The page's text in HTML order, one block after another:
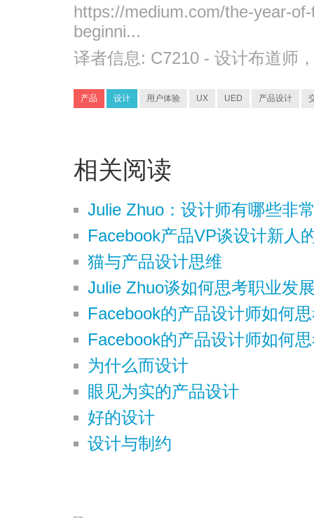
https://medium.com/the-year-
beginni...
译者信息: C7210 - 设计布道师
产品 设计 用户体验 UX UED 产品设计
相关阅读
Julie Zhuo：设计师有哪些非
Facebook产品VP谈设计新人
猫与产品设计思维
Julie Zhuo谈如何思考职业发
Facebook的产品设计师如何
Facebook的产品设计师如何
为什么而设计
眼见为实的产品设计
好的设计
设计与制约